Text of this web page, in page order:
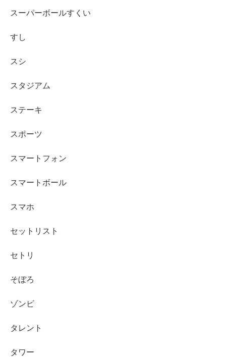
スーパーボールすくい
すし
スシ
スタジアム
ステーキ
スポーツ
スマートフォン
スマートボール
スマホ
セットリスト
セトリ
そぼろ
ゾンビ
タレント
タワー